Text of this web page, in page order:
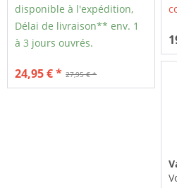
disponible à l'expédition,
Délai de livraison** env. 1
à 3 jours ouvrés.
27,95 € *
24,95 € *